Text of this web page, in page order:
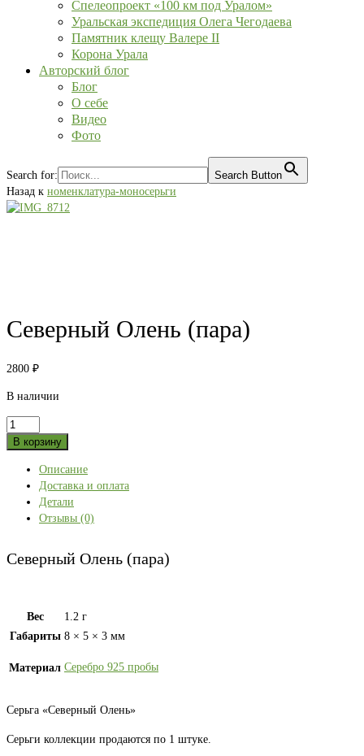
Спелеопроект «100 км под Уралом»
Уральская экспедиция Олега Чегодаева
Памятник клещу Валере II
Корона Урала
Авторский блог
Блог
О себе
Видео
Фото
Search for:
Search Button
Назад к номенклатура-моносерьги
Северный Олень (пара)
2800 ₽
В наличии
Количество
товара
Олень
(пара)
В корзину
Описание
Доставка и оплата
Детали
Отзывы (0)
Северный Олень (пара)
Вес
1.2 г
Габариты 8 × 5 × 3 мм
Материал Серебро 925 пробы
Серьга «Северный Олень»
Серьги коллекции продаются по 1 штуке.